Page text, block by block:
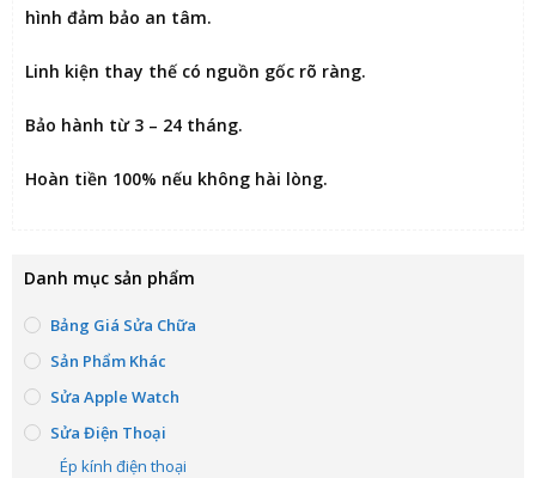
hình đảm bảo an tâm.
Linh kiện thay thế có nguồn gốc rõ ràng.
Bảo hành từ 3 – 24 tháng.
Hoàn tiền 100% nếu không hài lòng.
Danh mục sản phẩm
Bảng Giá Sửa Chữa
Sản Phẩm Khác
Sửa Apple Watch
Sửa Điện Thoại
Ép kính điện thoại